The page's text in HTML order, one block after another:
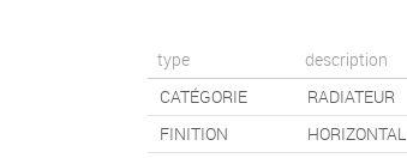
type
description
CATÉGORIE
RADIATEUR
FINITION
HORIZONTAL